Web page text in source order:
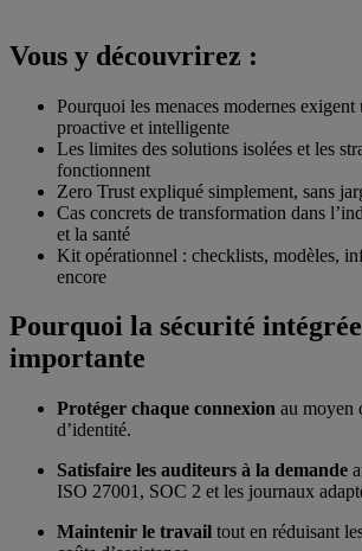
Vous y découvrirez :
Pourquoi les menaces modernes exigent
proactive et intelligente
Les limites des solutions isolées et les
fonctionnent
Zero Trust expliqué simplement, sans
Cas concrets de transformation dans
et la santé
Kit opérationnel : checklists, modèles,
encore
Pourquoi la sécurité
importante
Protéger chaque connexion au moyen
d’identité.
Satisfaire les auditeurs à la demande
ISO 27001, SOC 2 et les journaux
Maintenir le travail tout en réduisant